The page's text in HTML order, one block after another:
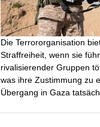
Die Terrororganisation
Straffreiheit, wenn sie
rivalisierender Gruppen
was ihre Zustimmung zu
Übergang in Gaza